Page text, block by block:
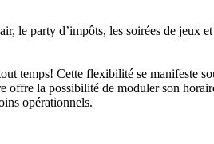
le party d’impôts, les soirées de jeux
Cette flexibilité se manifeste
offre la possibilité de moduler son
opérationnels.